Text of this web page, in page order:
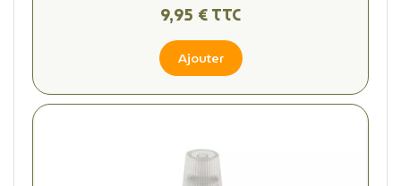
9,95 € TTC
Ajouter